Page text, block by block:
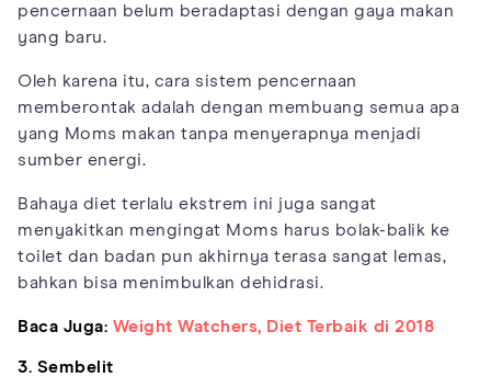
pencernaan belum beradaptasi dengan gaya makan
yang baru.
Oleh karena itu, cara sistem pencernaan
memberontak adalah dengan membuang semua apa
yang Moms makan tanpa menyerapnya menjadi
sumber energi.
Bahaya diet terlalu ekstrem ini juga sangat
menyakitkan mengingat Moms harus bolak-balik ke
toilet dan badan pun akhirnya terasa sangat lemas,
bahkan bisa menimbulkan dehidrasi.
Baca Juga: Weight Watchers, Diet Terbaik di 2018
3. Sembelit